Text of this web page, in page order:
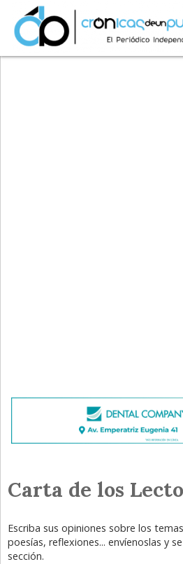
Carta de los
Escriba sus opiniones sobre los
poesías, reflexiones... envíenoslas y
sección.